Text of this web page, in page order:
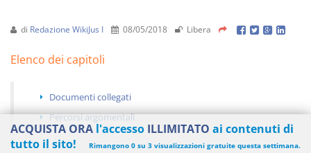
di Redazione WikiJus I 08/05/2018 Libera
Elenco dei capitoli
Documenti collegati
Percorsi argomentali
ACQUISTA ORA l'accesso ILLIMITATO ai contenuti di
tutto il sito!
Rimangono 0 su 3 visualizzazioni gratuite questa settimana.